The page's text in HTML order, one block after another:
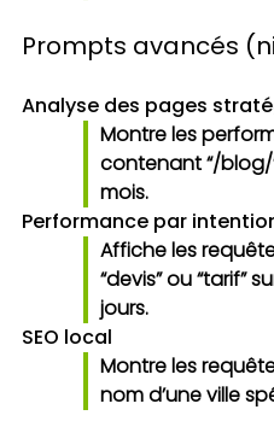
Prompts avancés
Analyse des pages
Montre les
contenant “/blog/
mois.
Performance par
Affiche les
“devis” ou “tarif”
jours.
SEO local
Montre les
nom d’une ville